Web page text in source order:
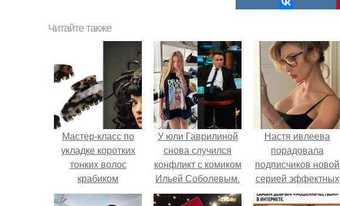
Читайте также
Мастер-класс по
укладке коротких
тонких волос
крабиком
У юли Гаврилиной
снова случился
конфликт с комиком
Ильей Соболевым.
Настя ивлеева
порадовала
подписчиков новой
серией эффектных
снимков - и, как